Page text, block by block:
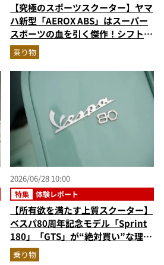
【究極のスポーツスクーター】ヤマ
ハ新型「AEROX ABS」はスーパー
スポーツの血を引く傑作！シフトダ
ウン可能で街乗りからツーリングま
で最強
乗り物
2026/06/28 10:00
特集 体験レポート
【所有欲を満たす上質スクーター】
ベスパ80周年記念モデル「Sprint
180」「GTS」が“絶対買い”な理由
とは？バイクのプロが生誕イベント
から実車レビュー！
乗り物